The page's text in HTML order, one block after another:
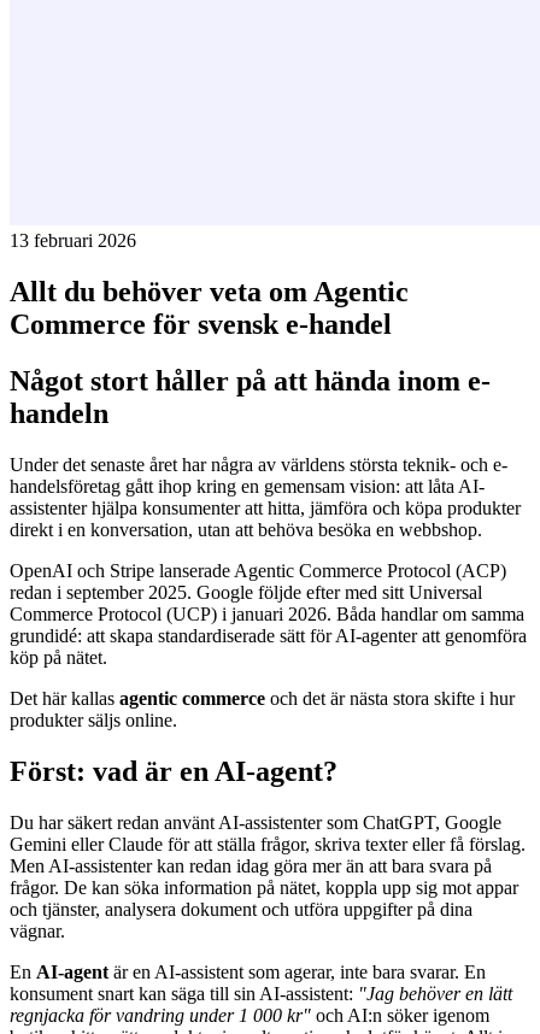
13 februari 2026
Allt du behöver veta om Agentic
Commerce för svensk e-handel
Något stort håller på att hända inom e-
handeln
Under det senaste året har några av världens största teknik- och e-
handelsföretag gått ihop kring en gemensam vision: att låta AI-
assistenter hjälpa konsumenter att hitta, jämföra och köpa produkter
direkt i en konversation, utan att behöva besöka en webbshop.
OpenAI och Stripe lanserade Agentic Commerce Protocol (ACP)
redan i september 2025. Google följde efter med sitt Universal
Commerce Protocol (UCP) i januari 2026. Båda handlar om samma
grundidé: att skapa standardiserade sätt för AI-agenter att genomföra
köp på nätet.
Det här kallas agentic commerce och det är nästa stora skifte i hur
produkter säljs online.
Först: vad är en AI-agent?
Du har säkert redan använt AI-assistenter som ChatGPT, Google
Gemini eller Claude för att ställa frågor, skriva texter eller få förslag.
Men AI-assistenter kan redan idag göra mer än att bara svara på
frågor. De kan söka information på nätet, koppla upp sig mot appar
och tjänster, analysera dokument och utföra uppgifter på dina
vägnar.
En AI-agent är en AI-assistent som agerar, inte bara svarar. En
konsument snart kan säga till sin AI-assistent: "Jag behöver en lätt
regnjacka för vandring under 1 000 kr" och AI:n söker igenom